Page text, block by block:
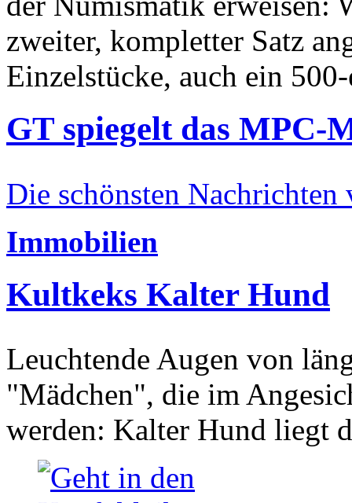
zweiter, kompletter Satz
Einzelstücke, auch ein
GT spiegelt das MPC-
Die schönsten Nachrichten
Immobilien
Kultkeks Kalter Hund
Leuchtende Augen von
"Mädchen", die im
werden: Kalter Hund liegt